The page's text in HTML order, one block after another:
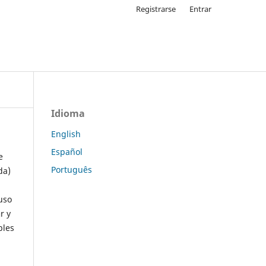
Registrarse Entrar
y
Idioma
English
Español
Português